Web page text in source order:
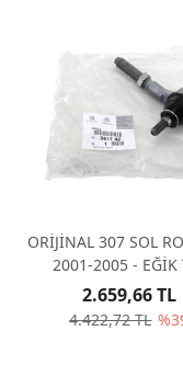
ORİJİNAL 307 SOL
2001-2005 - EĞİK
381742
4.422,72 TL
2.659,66 TL